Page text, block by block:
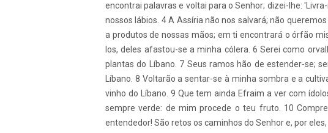
encontrai palavras e voltai para o Senhor; dizei-lhe:
nossos lábios. 4 A Assíria não nos salvará; não
a produtos de nossas mãos; em ti encontrará o órfão
los, deles afastou-se a minha cólera. 6 Serei como
plantas do Líbano. 7 Seus ramos hão de estender-se;
Líbano. 8 Voltarão a sentar-se à minha sombra e a
vinho do Líbano. 9 Que tem ainda Efraim a ver com
sempre verde: de mim procede o teu fruto. 10
entendedor! São retos os caminhos do Senhor e, por